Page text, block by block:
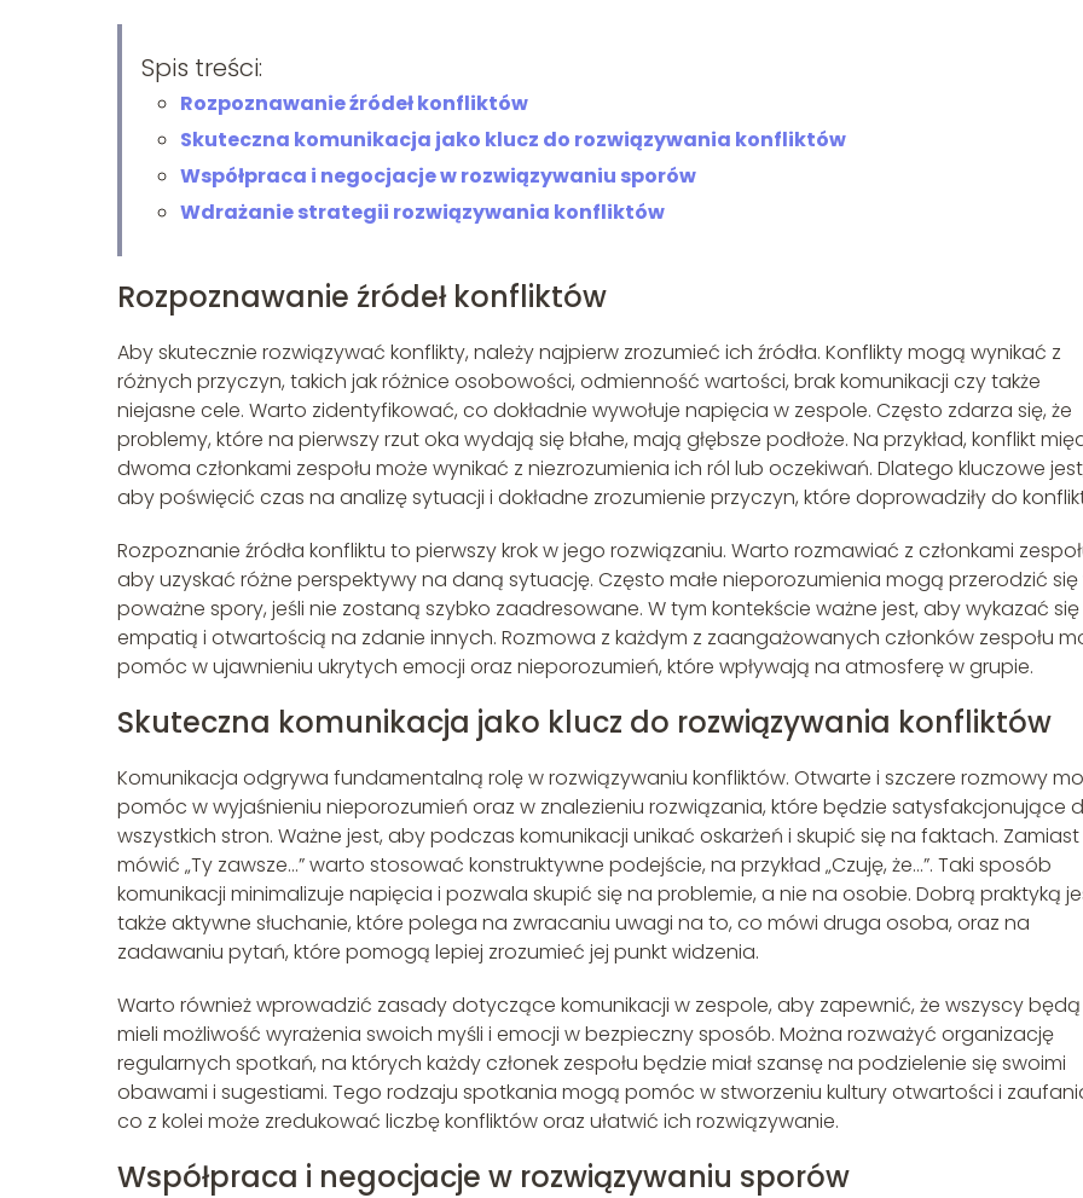
Spis treści:
Rozpoznawanie źródeł konfliktów
Skuteczna komunikacja jako klucz do rozwiązywania konfliktów
Współpraca i negocjacje w rozwiązywaniu sporów
Wdrażanie strategii rozwiązywania konfliktów
Rozpoznawanie źródeł konfliktów
Aby skutecznie rozwiązywać konflikty, należy najpierw zrozumieć ich źródła. Konflikty mogą wynikać z
różnych przyczyn, takich jak różnice osobowości, odmienność wartości, brak komunikacji czy także
niejasne cele. Warto zidentyfikować, co dokładnie wywołuje napięcia w zespole. Często zdarza się, że
problemy, które na pierwszy rzut oka wydają się błahe, mają głębsze podłoże. Na przykład, konflikt
dwoma członkami zespołu może wynikać z niezrozumienia ich ról lub oczekiwań. Dlatego kluczowe
aby poświęcić czas na analizę sytuacji i dokładne zrozumienie przyczyn, które doprowadziły do
Rozpoznanie źródła konfliktu to pierwszy krok w jego rozwiązaniu. Warto rozmawiać z członkami
aby uzyskać różne perspektywy na daną sytuację. Często małe nieporozumienia mogą przerodzić się
poważne spory, jeśli nie zostaną szybko zaadresowane. W tym kontekście ważne jest, aby wykazać się
empatią i otwartością na zdanie innych. Rozmowa z każdym z zaangażowanych członków zespołu
pomóc w ujawnieniu ukrytych emocji oraz nieporozumień, które wpływają na atmosferę w grupie.
Skuteczna komunikacja jako klucz do rozwiązywania konfliktów
Komunikacja odgrywa fundamentalną rolę w rozwiązywaniu konfliktów. Otwarte i szczere rozmowy
pomóc w wyjaśnieniu nieporozumień oraz w znalezieniu rozwiązania, które będzie satysfakcjonujące
wszystkich stron. Ważne jest, aby podczas komunikacji unikać oskarżeń i skupić się na faktach. Zamiast
mówić „Ty zawsze…” warto stosować konstruktywne podejście, na przykład „Czuję, że…”. Taki sposób
komunikacji minimalizuje napięcia i pozwala skupić się na problemie, a nie na osobie. Dobrą praktyką
także aktywne słuchanie, które polega na zwracaniu uwagi na to, co mówi druga osoba, oraz na
zadawaniu pytań, które pomogą lepiej zrozumieć jej punkt widzenia.
Warto również wprowadzić zasady dotyczące komunikacji w zespole, aby zapewnić, że wszyscy będą
mieli możliwość wyrażenia swoich myśli i emocji w bezpieczny sposób. Można rozważyć organizację
regularnych spotkań, na których każdy członek zespołu będzie miał szansę na podzielenie się swoimi
obawami i sugestiami. Tego rodzaju spotkania mogą pomóc w stworzeniu kultury otwartości i
co z kolei może zredukować liczbę konfliktów oraz ułatwić ich rozwiązywanie.
Współpraca i negocjacje w rozwiązywaniu sporów